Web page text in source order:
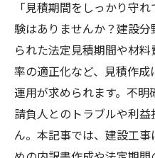
「見積期間をしっかり守
験はありませんか？建設
られた法定見積期間や材
率の適正化など、見積作
運用が求められます。不
請負人とのトラブルや利
ん。本記事では、建設工